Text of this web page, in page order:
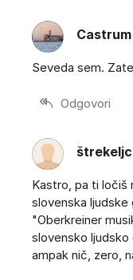
Castrum
Seveda sem.
Odgovori
štrekeljc
Kastro, pa ti ločiš
slovenska
"Oberkreiner
slovensko ljudsko
ampak nič, zero,